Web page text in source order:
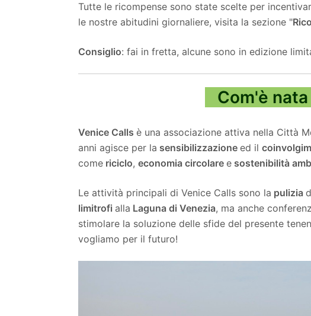
Tutte le ricompense sono state scelte per
le nostre abitudini giornaliere, visita la sezione "
Consiglio: fai in fretta, alcune sono in edizione
Com'è
Venice Calls è una associazione attiva nella Città
anni agisce per la sensibilizzazione ed il
come riciclo, economia circolare e sostenibilità
Le attività principali di Venice Calls sono la pulizia
limitrofi alla Laguna di Venezia, ma anche
stimolare la soluzione delle sfide del presente
vogliamo per il futuro!